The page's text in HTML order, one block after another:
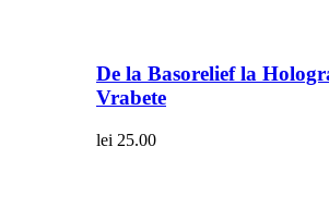
De la Basorelief la
Vrabete
lei 25.00